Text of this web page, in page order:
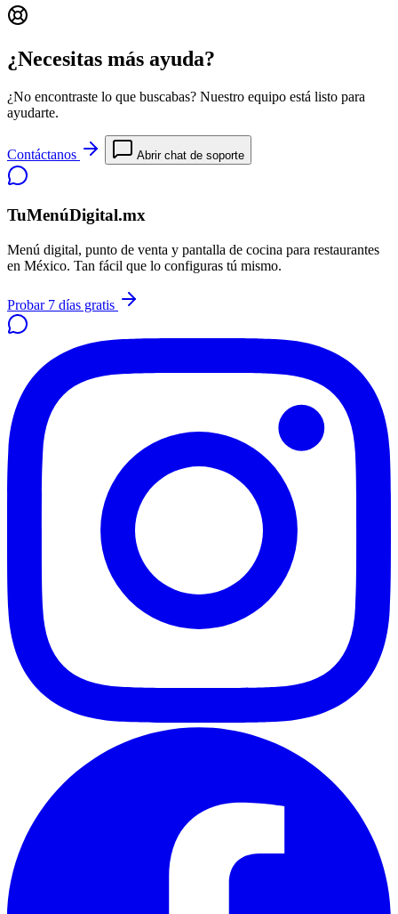
¿Necesitas más ayuda?
¿No encontraste lo que buscabas? Nuestro equipo está listo para
ayudarte.
Contáctanos Abrir chat de soporte
TuMenúDigital.mx
Menú digital, punto de venta y pantalla de cocina para restaurantes
en México. Tan fácil que lo configuras tú mismo.
Probar 7 días gratis